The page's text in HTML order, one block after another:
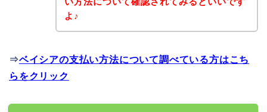
よ♪
⇒ベイシアの支払い方法について調べている方はこち
らをクリック